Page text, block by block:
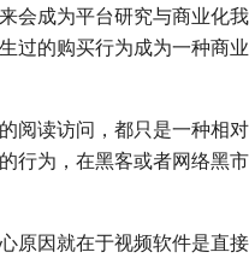
会成为平台研究与商业化我
过的购买行为成为一种商业
阅读访问，都只是一种相对
行为，在黑客或者网络黑市
原因就在于视频软件是直接